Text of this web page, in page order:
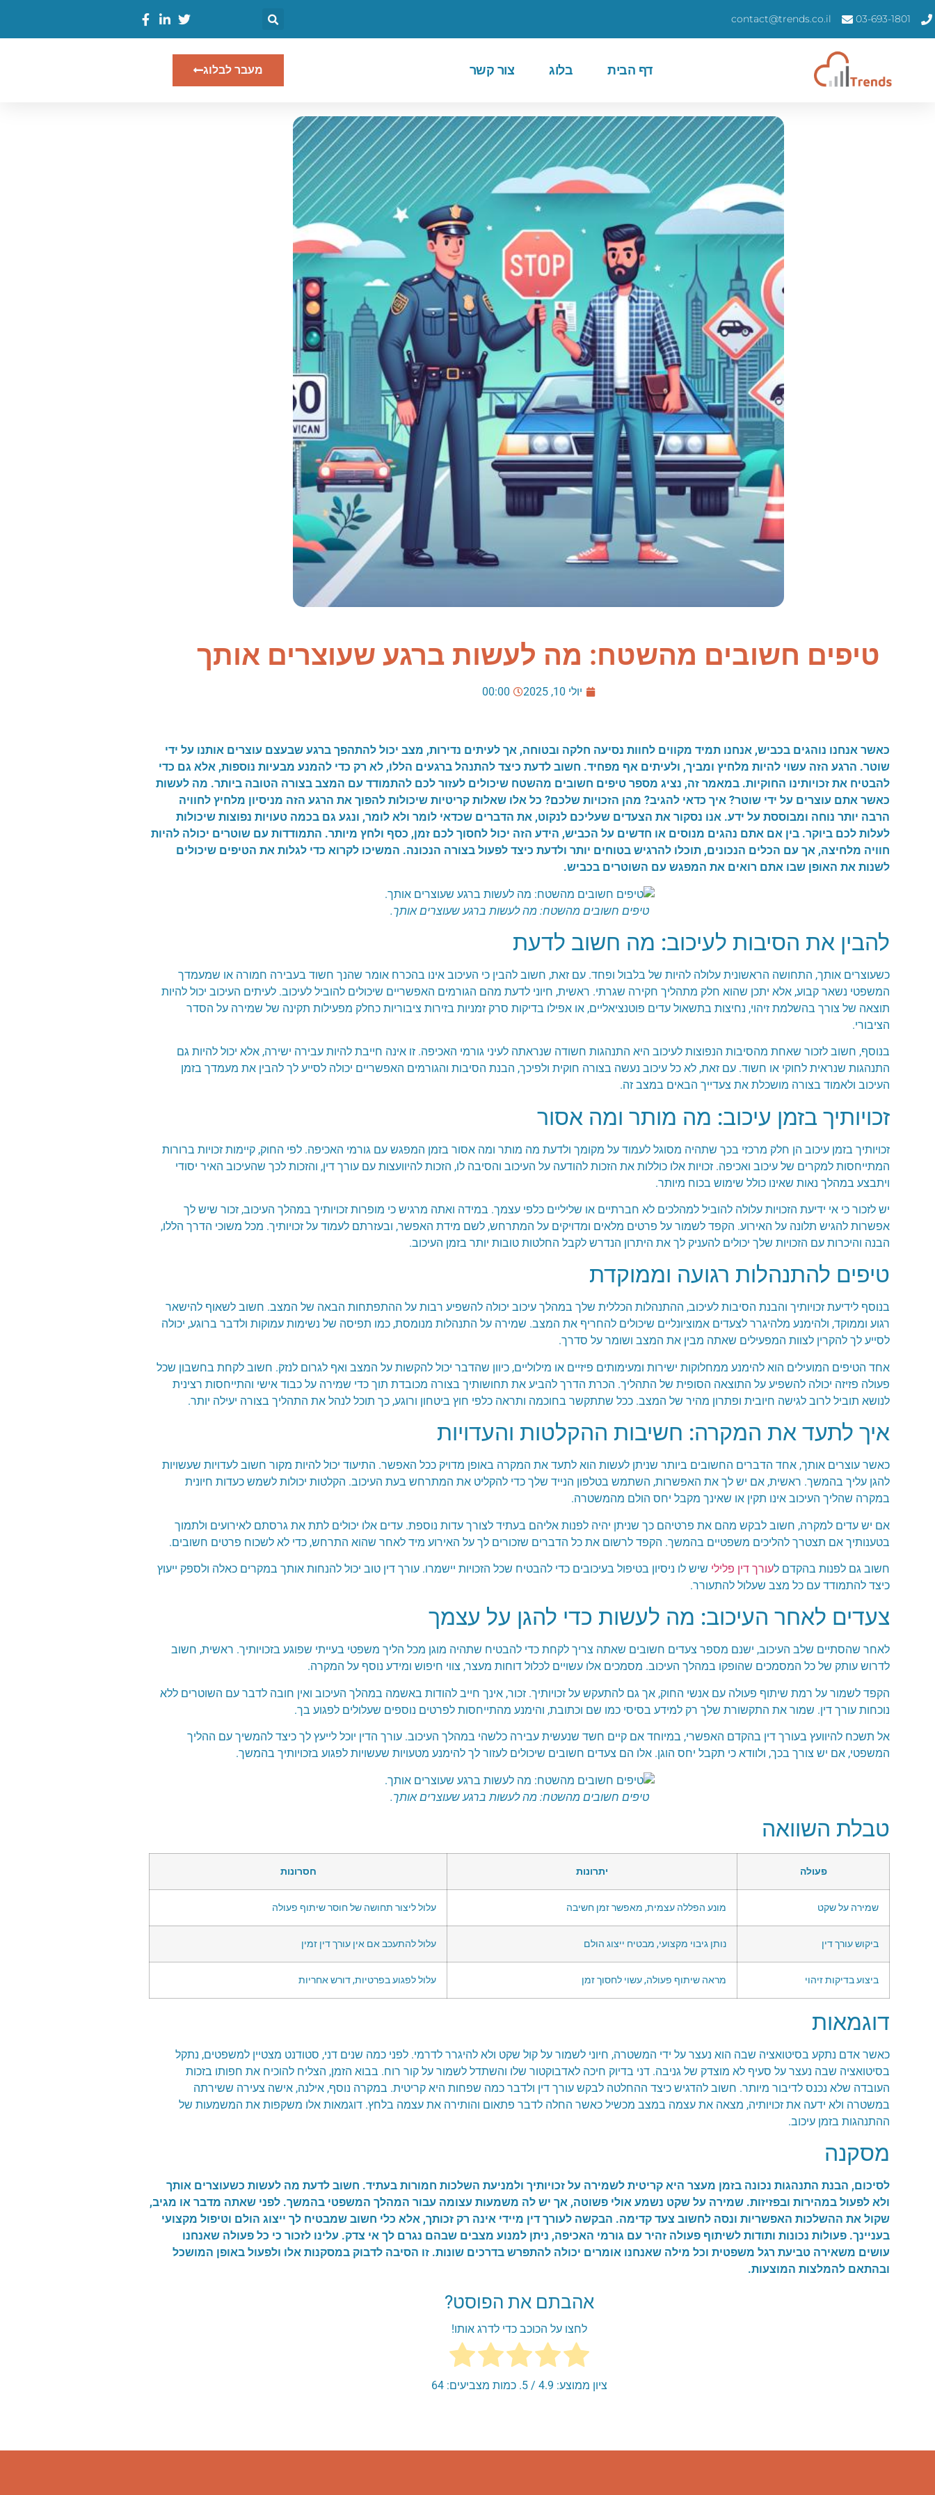
03-693-1801
contact@trends.co.il
דף הבית בלוג צור קשר מעבר לבלוג
טיפים חשובים מהשטח: מה לעשות ברגע שעוצרים אותך
יולי 10, 2025 00:00
כאשר אנחנו נוהגים בכביש, אנחנו תמיד מקווים לחוות נסיעה חלקה ובטוחה, אך לעיתים נדירות, מצב יכול להתהפך ברגע שבעצם עוצרים אותנו על ידי
שוטר. הרגע הזה עשוי להיות מלחיץ ומביך, ולעיתים אף מפחיד. חשוב לדעת כיצד להתנהל ברגעים הללו, לא רק כדי להמנע מבעיות נוספות, אלא גם כדי
להבטיח את זכויותינו החוקיות. במאמר זה, נציג מספר טיפים חשובים מהשטח שיכולים לעזור לכם להתמודד עם המצב בצורה הטובה ביותר. מה לעשות
כאשר אתם עוצרים על ידי שוטר? איך כדאי להגיב? מהן הזכויות שלכם? כל אלו שאלות קריטיות שיכולות להפוך את הרגע הזה מניסיון מלחיץ לחוויה
הרבה יותר נוחה ומבוססת על ידע. אנו נסקור את הצעדים שעליכם לנקוט, את הדברים שכדאי לומר ולא לומר, ונגע גם בכמה טעויות נפוצות שיכולות
לעלות לכם ביוקר. בין אם אתם נהגים מנוסים או חדשים על הכביש, הידע הזה יכול לחסוך לכם זמן, כסף ולחץ מיותר. התמודדות עם שוטרים יכולה להיות
חוויה מלחיצה, אך עם הכלים הנכונים, תוכלו להרגיש בטוחים יותר ולדעת כיצד לפעול בצורה הנכונה. המשיכו לקרוא כדי לגלות את הטיפים שיכולים
לשנות את האופן שבו אתם רואים את המפגש עם השוטרים בכביש.
טיפים חשובים מהשטח: מה לעשות ברגע שעוצרים אותך.
להבין את הסיבות לעיכוב: מה חשוב לדעת
כשעוצרים אותך, התחושה הראשונית עלולה להיות של בלבול ופחד. עם זאת, חשוב להבין כי העיכוב אינו בהכרח אומר שהנך חשוד בעבירה חמורה או שמעמדך
המשפטי נשאר קבוע, אלא יתכן שהוא חלק מתהליך חקירה שגרתי. ראשית, חיוני לדעת מהם הגורמים האפשריים שיכולים להוביל לעיכוב. לעיתים העיכוב יכול להיות
תוצאה של צורך בהשלמת זיהוי, נחיצות בתשאול עדים פוטנציאליים, או אפילו בדיקות סרק זמניות בזירות ציבוריות כחלק מפעילות תקינה של שמירה על הסדר
הציבורי.
בנוסף, חשוב לזכור שאחת מהסיבות הנפוצות לעיכוב היא התנהגות חשודה שנראתה לעיני גורמי האכיפה. זו אינה חייבת להיות עבירה ישירה, אלא יכול להיות גם
התנהגות שנראית לחוקי או חשוד. עם זאת, לא כל עיכוב נעשה בצורה חוקית ולפיכך, הבנת הסיבות והגורמים האפשריים יכולה לסייע לך להבין את מעמדך בזמן
העיכוב ולאמוד בצורה מושכלת את צעדייך הבאים במצב זה.
זכויותיך בזמן עיכוב: מה מותר ומה אסור
זכויותיך בזמן עיכוב הן חלק מרכזי בכך שתהיה מסוגל לעמוד על מקומך ולדעת מה מותר ומה אסור בזמן המפגש עם גורמי האכיפה. לפי החוק, קיימות זכויות ברורות
המתייחסות למקרים של עיכוב ואכיפה. זכויות אלו כוללות את הזכות להודעה על העיכוב והסיבה לו, הזכות להיוועצות עם עורך דין, והזכות לכך שהעיכוב האיר יסודי
ויתבצע במהלך נאות שאינו כולל שימוש בכוח מיותר.
יש לזכור כי אי ידיעת הזכויות עלולה להוביל למהלכים לא חברתיים או שליליים כלפי עצמך. במידה ואתה מרגיש כי מופרות זכויותיך במהלך העיכוב, זכור שיש לך
אפשרות להגיש תלונה על האירוע. הקפד לשמור על פרטים מלאים ומדויקים על המתרחש, לשם מידת האפשר, ובעזרתם לעמוד על זכויותיך. מכל משוכי הדרך הללו,
הבנה והיכרות עם הזכויות שלך יכולים להעניק לך את היתרון הנדרש לקבל החלטות טובות יותר בזמן העיכוב.
טיפים להתנהלות רגועה וממוקדת
בנוסף לידיעת זכויותיך והבנת הסיבות לעיכוב, ההתנהלות הכללית שלך במהלך עיכוב יכולה להשפיע רבות על ההתפתחות הבאה של המצב. חשוב לשאוף להישאר
רגוע וממוקד, ולהימנע מלהיגרר לצעדים אמוציונליים שיכולים להחריף את המצב. שמירה על התנהלות מנומסת, כמו תפיסה של נשימות עמוקות ולדבר ברוגע, יכולה
לסייע לך להקרין לצוות המפעילים שאתה מבין את המצב ושומר על סדרך.
אחד הטיפים המועילים הוא להימנע ממחלוקות ישירות ומעימותים פיזיים או מילוליים, כיוון שהדבר יכול להקשות על המצב ואף לגרום לנזק. חשוב לקחת בחשבון שכל
פעולה פזיזה יכולה להשפיע על התוצאה הסופית של התהליך. הכרת הדרך להביע את תחושותיך בצורה מכובדת תוך כדי שמירה על כבוד אישי והתייחסות רצינית
לנושא תוביל לרוב לגישה חיובית ופתרון מהיר של המצב. ככל שתתקשר בחוכמה ותראה כלפי חוץ ביטחון ורוגע, כך תוכל לנהל את התהליך בצורה יעילה יותר.
איך לתעד את המקרה: חשיבות ההקלטות והעדויות
כאשר עוצרים אותך, אחד הדברים החשובים ביותר שניתן לעשות הוא לתעד את המקרה באופן מדויק ככל האפשר. התיעוד יכול להיות מקור חשוב לעדויות שעשויות
להגן עליך בהמשך. ראשית, אם יש לך את האפשרות, השתמש בטלפון הנייד שלך כדי להקליט את המתרחש בעת העיכוב. הקלטות יכולות לשמש כעדות חיונית
במקרה שהליך העיכוב אינו תקין או שאינך מקבל יחס הולם מהמשטרה.
אם יש עדים למקרה, חשוב לבקש מהם את פרטיהם כך שניתן יהיה לפנות אליהם בעתיד לצורך עדות נוספת. עדים אלו יכולים לתת את גרסתם לאירועים ולתמוך
בטענותיך אם תצטרך להליכים משפטיים בהמשך. הקפד לרשום את כל הדברים שזכורים לך על האירוע מיד לאחר שהוא התרחש, כדי לא לשכוח פרטים חשובים.
חשוב גם לפנות בהקדם לעורך דין פלילי שיש לו ניסיון בטיפול בעיכובים כדי להבטיח שכל הזכויות יישמרו. עורך דין טוב יכול להנחות אותך במקרים כאלה ולספק ייעוץ
כיצד להתמודד עם כל מצב שעלול להתעורר.
צעדים לאחר העיכוב: מה לעשות כדי להגן על עצמך
לאחר שהסתיים שלב העיכוב, ישנם מספר צעדים חשובים שאתה צריך לקחת כדי להבטיח שתהיה מוגן מכל הליך משפטי בעייתי שפוגע בזכויותיך. ראשית, חשוב
לדרוש עותק של כל המסמכים שהופקו במהלך העיכוב. מסמכים אלו עשויים לכלול דוחות מעצר, צווי חיפוש ומידע נוסף על המקרה.
הקפד לשמור על רמת שיתוף פעולה עם אנשי החוק, אך גם להתעקש על זכויותיך. זכור, אינך חייב להודות באשמה במהלך העיכוב ואין חובה לדבר עם השוטרים ללא
נוכחות עורך דין. שמור את התקשורת שלך רק למידע בסיסי כמו שם וכתובת, והימנע מהתייחסות לפרטים נוספים שעלולים לפגוע בך.
אל תשכח להיוועץ בעורך דין בהקדם האפשרי, במיוחד אם קיים חשד שנעשית עבירה כלשהי במהלך העיכוב. עורך הדין יוכל לייעץ לך כיצד להמשיך עם ההליך
המשפטי, אם יש צורך בכך, ולוודא כי תקבל יחס הוגן. אלו הם צעדים חשובים שיכולים לעזור לך להימנע מטעויות שעשויות לפגוע בזכויותיך בהמשך.
טיפים חשובים מהשטח: מה לעשות ברגע שעוצרים אותך.
טבלת השוואה
פעולה יתרונות חסרונות
שמירה על שקט מונע הפללה עצמית, מאפשר זמן חשיבה עלול ליצור תחושה של חוסר שיתוף פעולה
ביקוש עורך דין נותן גיבוי מקצועי, מבטיח ייצוג הולם עלול להתעכב אם אין עורך דין זמין
ביצוע בדיקות זיהוי מראה שיתוף פעולה, עשוי לחסוך זמן עלול לפגוע בפרטיות, דורש אחריות
דוגמאות
כאשר אדם נתקע בסיטואציה שבה הוא נעצר על ידי המשטרה, חיוני לשמור על קול שקט ולא להיגרר לדרמי. לפני כמה שנים דני, סטודנט מצטיין למשפטים, נתקל
בסיטואציה שבה נעצר על סעיף לא מוצדק של גניבה. דני בדיוק חיכה לאדבוקטור שלו והשתדל לשמור על קור רוח. בבוא הזמן, הצליח להוכיח את חפותו בזכות
העובדה שלא נכנס לדיבור מיותר. חשוב להדגיש כיצד ההחלטה לבקש עורך דין ולדבר כמה שפחות היא קריטית. במקרה נוסף, אילנה, אישה צעירה ששירתה
במשטרה ולא ידעה את זכויותיה, מצאה את עצמה במצב מכשיל כאשר החלה לדבר פתאום והותירה את עצמה בלחץ. דוגמאות אלו משקפות את המשמעות של
ההתנהגות בזמן עיכוב.
מסקנה
לסיכום, הבנת התנהגות נכונה בזמן מעצר היא קריטית לשמירה על זכויותיך ולמניעת השלכות חמורות בעתיד. חשוב לדעת מה לעשות כשעוצרים אותך
ולא לפעול במהירות ובפזיזות. שמירה על שקט נשמע אולי פשוטה, אך יש לה משמעות עצומה עבור המהלך המשפטי בהמשך. לפני שאתה מדבר או מגיב,
שקול את ההשלכות האפשריות ונסה לחשוב צעד קדימה. הבקשה לעורך דין מיידי אינה רק זכותך, אלא כלי חשוב שמבטיח לך ייצוג הולם וטיפול מקצועי
בעניינך. פעולות נכונות ותודות לשיתוף פעולה זהיר עם גורמי האכיפה, ניתן למנוע מצבים שבהם נגרם לך אי צדק. עלינו לזכור כי כל פעולה שאנחנו
עושים משאירה טביעת רגל משפטית וכל מילה שאנחנו אומרים יכולה להתפרש בדרכים שונות. זו הסיבה לדבוק במסקנות אלו ולפעול באופן המושכל
ובהתאם להמלצות המוצעות.
אהבתם את הפוסט?
לחצו על הכוכב כדי לדרג אותו!
ציון ממוצע: 4.9 / 5. כמות מצביעים: 64